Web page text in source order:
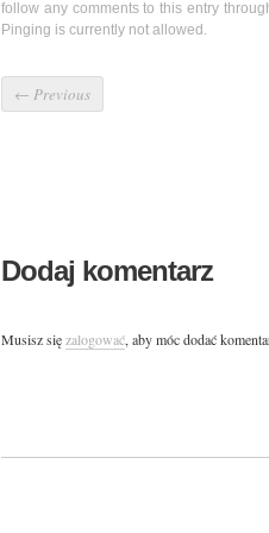
follow any comments to this entry
Pinging is currently not allowed.
← Previous
Dodaj komentarz
Musisz sięzalogować, aby móc dodać